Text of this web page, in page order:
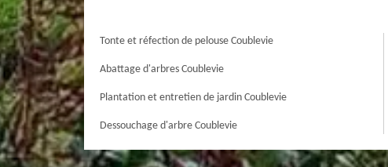
Tonte et réfection de pelouse Coublevie
Abattage d'arbres Coublevie
Plantation et entretien de jardin Coublevie
Dessouchage d'arbre Coublevie